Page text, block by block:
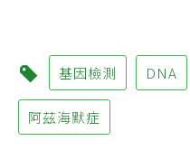
基因檢測 DNA
阿茲海默症